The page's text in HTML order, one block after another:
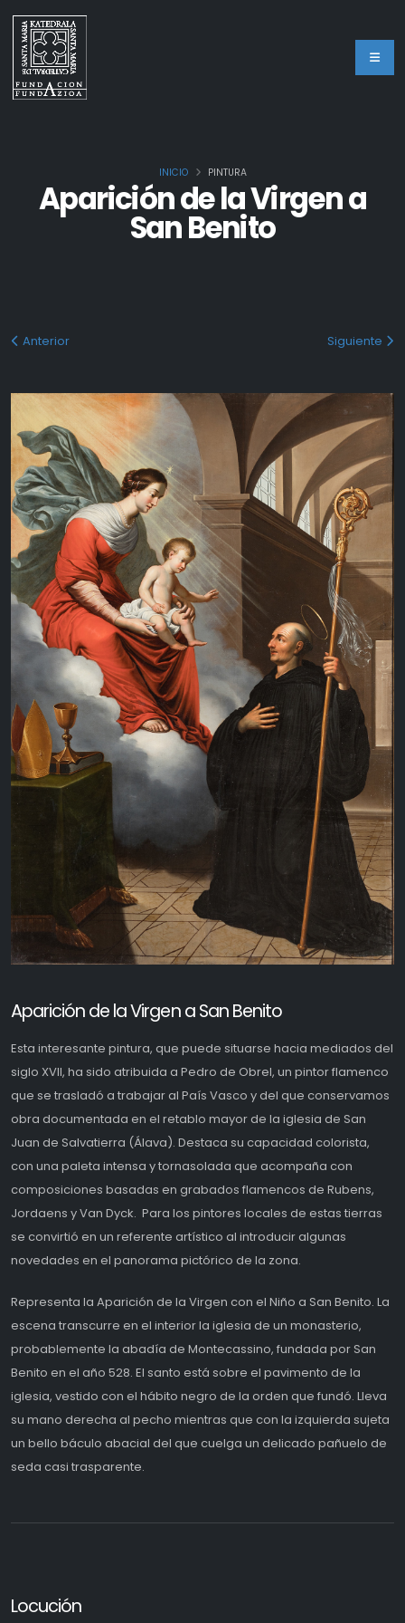
Aparición de la Virgen a
San Benito
INICIO PINTURA
Anterior Siguiente
Aparición de la Virgen a San Benito
Esta interesante pintura, que puede situarse hacia mediados del
siglo XVII, ha sido atribuida a Pedro de Obrel, un pintor flamenco
que se trasladó a trabajar al País Vasco y del que conservamos
obra documentada en el retablo mayor de la iglesia de San
Juan de Salvatierra (Álava). Destaca su capacidad colorista,
con una paleta intensa y tornasolada que acompaña con
composiciones basadas en grabados flamencos de Rubens,
Jordaens y Van Dyck. Para los pintores locales de estas tierras
se convirtió en un referente artístico al introducir algunas
novedades en el panorama pictórico de la zona.
Representa la Aparición de la Virgen con el Niño a San Benito. La
escena transcurre en el interior la iglesia de un monasterio,
probablemente la abadía de Montecassino, fundada por San
Benito en el año 528. El santo está sobre el pavimento de la
iglesia, vestido con el hábito negro de la orden que fundó. Lleva
su mano derecha al pecho mientras que con la izquierda sujeta
un bello báculo abacial del que cuelga un delicado pañuelo de
seda casi trasparente.
Locución